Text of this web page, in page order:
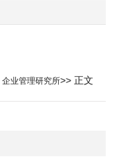
企业管理研究所>> 正文